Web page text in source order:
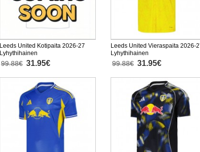
Leeds United Kotipaita 2026-27
Lyhythihainen
99.88€ 31.95€
Leeds United Vieraspaita 2026-
Lyhythihainen
99.88€ 31.95€